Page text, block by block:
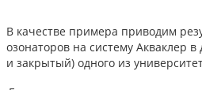
В качестве примера приводим
озонаторов на систему Акваклер
и закрытый) одного из